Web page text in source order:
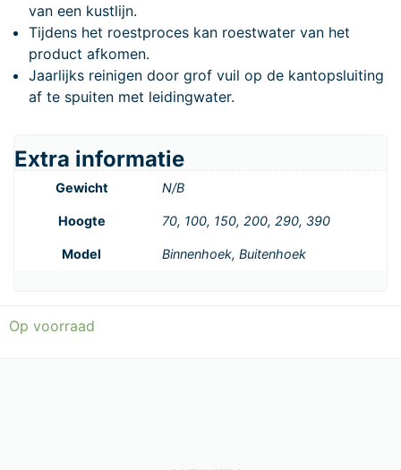
van een kustlijn.
Tijdens het roestproces kan roestwater van het
product afkomen.
Jaarlijks reinigen door grof vuil op de kantopsluiting
af te spuiten met leidingwater.
Extra informatie
Gewicht N/B
Hoogte 70, 100, 150, 200, 290, 390
Model Binnenhoek, Buitenhoek
Op voorraad